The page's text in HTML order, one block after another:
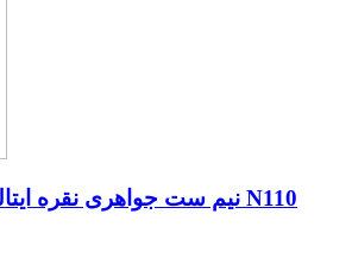
نیم ست جواهری نقره ایتالیایی نگین باگت کد N110